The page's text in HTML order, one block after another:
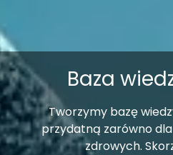
Baza
Tworzymy bazę
przydatną zarówno
zdrowych.